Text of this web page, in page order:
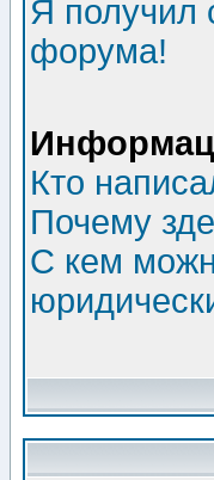
Я получил
форума!
Кто
Почему
С кем